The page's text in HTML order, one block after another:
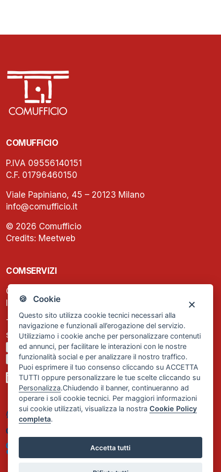
🍪 Cookie
Questo sito utilizza cookie tecnici necessari alla
navigazione e funzionali all’erogazione del servizio.
Utilizziamo i cookie anche per personalizzare contenuti
ed annunci, per facilitare le interazioni con le nostre
funzionalità social e per analizzare il nostro traffico.
Puoi esprimere il tuo consenso cliccando su ACCETTA
TUTTI oppure personalizzare le tue scelte cliccando su
Personalizza.Chiudendo il banner, continueranno ad
operare i soli cookie tecnici. Per maggiori informazioni
sui cookie utilizzati, visualizza la nostraCookie Policy
completa.
Accetta tutti
COMUFFICIO
P.IVA 09556140151
C.F. 01796460150
Viale Papiniano, 45 – 20123 Milano
info@comufficio.it
© 2026 Comufficio
Credits: Meetweb
COMSERVIZI
C.F. e P.IVA: 13474420158
Iscrizione REA Milano n. 1656740
Tel. +39 02 2838 1307
segreteria@comservizi.eu
Privacy Policy
Cookie Policy